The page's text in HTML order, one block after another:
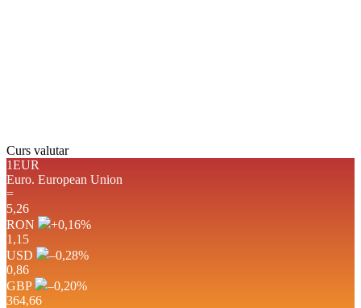
Curs valutar
1EUR
Euro. European Union
=
5,26
RON
+0,16%
1,15
USD
–0,28%
0,86
GBP
–0,20%
364,66